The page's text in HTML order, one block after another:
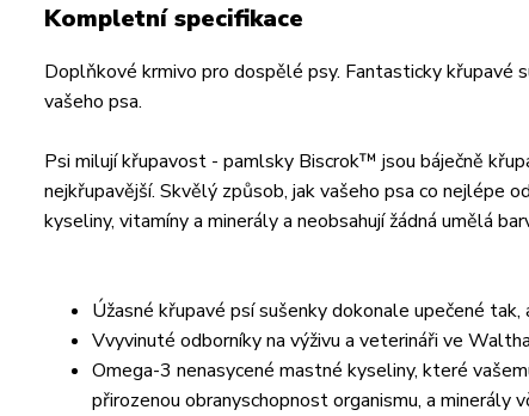
Kompletní specifikace
Doplňkové krmivo pro dospělé psy. Fantasticky křupavé
vašeho psa.
Psi milují křupavost - pamlsky Biscrok™ jsou báječně
nejkřupavější. Skvělý způsob, jak vašeho psa co nejlépe
kyseliny, vitamíny a minerály a neobsahují žádná umělá
Úžasné křupavé psí sušenky dokonale upečené
Vvyvinuté odborníky na výživu a veterináři ve
Omega-3 nenasycené mastné kyseliny, které
přirozenou obranyschopnost organismu, a minerály